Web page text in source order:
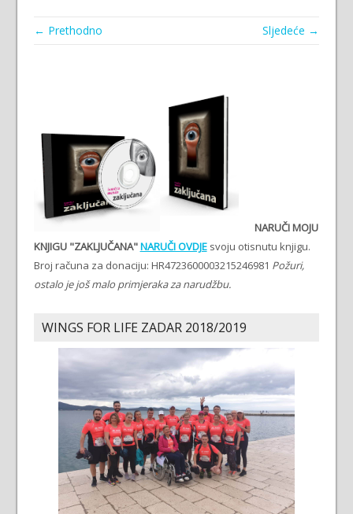
← Prethodno Sljedeće →
NARUČI MOJU
KNJIGU "ZAKLJUČANA"NARUČI OVDJEsvoju otisnutu knjigu.
Broj računa za donaciju: HR4723600003215246981 Požuri,
ostalo je još malo primjeraka za narudžbu.
WINGS FOR LIFE ZADAR 2018/2019